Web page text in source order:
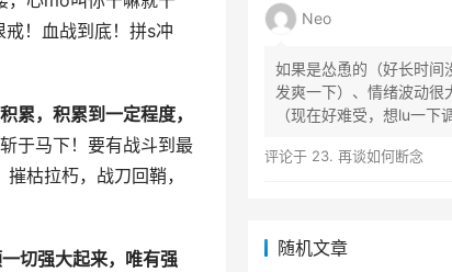
！血战到底！拼s冲
累，积累到一定程度，
于马下！要有战斗到最
枯拉朽，战刀回鞘，
切强大起来，唯有强
Neo
如果是怂恿的（好长时间
发爽一下）、情绪波动很
（现在好难受，想lu一下
评论于 23. 再谈如何断念
随机文章